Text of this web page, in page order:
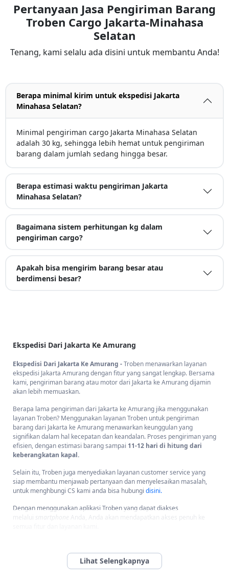
Pertanyaan Jasa Pengiriman Barang
Troben Cargo Jakarta-Minahasa
Selatan
Tenang, kami selalu ada disini untuk membantu Anda!
Berapa minimal kirim untuk ekspedisi Jakarta
Minahasa Selatan?
Minimal pengiriman cargo Jakarta Minahasa Selatan
adalah 30 kg, sehingga lebih hemat untuk pengiriman
barang dalam jumlah sedang hingga besar.
Berapa estimasi waktu pengiriman Jakarta
Minahasa Selatan?
Bagaimana sistem perhitungan kg dalam
pengiriman cargo?
Apakah bisa mengirim barang besar atau
berdimensi besar?
Ekspedisi Dari Jakarta Ke Amurang
Ekspedisi Dari Jakarta Ke Amurang -Troben menawarkan layanan
ekspedisi Jakarta Amurang dengan fitur yang sangat lengkap. Bersama
kami, pengiriman barang atau motor dari Jakarta ke Amurang dijamin
akan lebih memuaskan.
Berapa lama pengiriman dari Jakarta ke Amurang jika menggunakan
layanan Troben? Menggunakan layanan Troben untuk pengiriman
barang dari Jakarta ke Amurang menawarkan keunggulan yang
signifikan dalam hal kecepatan dan keandalan. Proses pengiriman yang
efisien, dengan estimasi barang sampai 11-12 hari di hitung dari
keberangkatan kapal.
Selain itu, Troben juga menyediakan layanan customer service yang
siap membantu menjawab pertanyaan dan menyelesaikan masalah,
untuk menghbungi CS kami anda bisa hubungi disini.
Dengan menggunakan aplikasi Troben yang dapat diakses
melalui
smartphone
Anda, Anda akan mendapatkan akses penuh ke
kami akan menjemput barang ke lokasi Anda, dan segera
mengirimkannya ke lokasi tujuan pelanggan.